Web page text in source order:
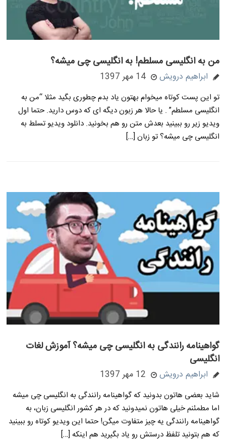
من به انگلیسی مسلطم! به انگلیسی چی میشه؟
ابراهیم درویش 14 مهر 1397
تو این پست کوتاه میخوام بهتون یاد بدم چطوری بگید مثلا “من به
انگلیسی مسلطم” . یا حالا هر زبون دیگه ای که دوس دارید. حتما اول
ویدیو زیر رو ببینید بعدش متن رو هم بخونید. دانلود ویدیو تسلط به
انگلیسی چی میشه؟ تو زبان […]
گواهینامه رانندگی به انگلیسی چی میشه؟ آموزش لغات
انگلیسی
ابراهیم درویش 12 مهر 1397
شاید بعضی هاتون بدونید که گواهینامه رانندگی به انگلیسی چی میشه
اما مطمئنم خیلی هاتون نمیدونید که در هر کشور انگلیسی زبان، به
گواهینامه رانندگی یه چیز متفاوت میگن! حتما این ویدیو کوتاه رو ببینید
که هم بتونید تلفظ درستش رو یاد بگیرید هم اینکه […]